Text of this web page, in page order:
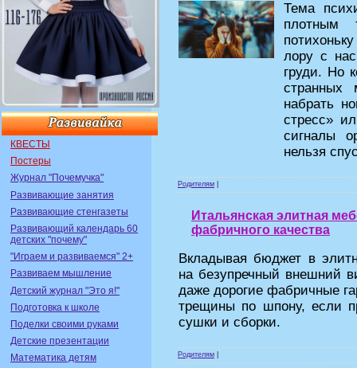
КВЕСТЫ
Постеры
Журнал "Почемучка"
Развивающие занятия
Развивающие стенгазеты
Развивающий календарь 60
детских "почему"
"Играем и развиваемся" 2+
Развиваем мышление
Детский журнал "Это я!"
Подготовка к школе
Поделки своими руками
Детские презентации
Математика детям
Тема
плотным
лору с
груди. Но
странных
набрать
стресс»
сигналы
нельзя
Родителям
Итальянская элитная
фабричного качества
Вкладывая бюджет в
на безупречный внешний
даже дорогие фабричные
трещины по шпону, если
сушки и сборки.
Родителям